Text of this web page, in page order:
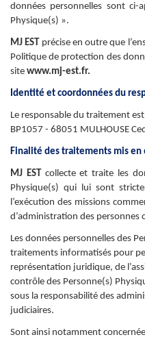
données personnelles sont ci-
Physique(s) ».
MJ ESTprécise en outre que
Politique de protection des
site www.mj-est.fr.
Identité et coordonnées du
Le responsable du traitement est
BP1057 - 68051 MULHOUSE
Finalité des traitements mis
MJ ESTcollecte et traite les
Physique(s) qui lui sont
l’exécution des missions
d’administration des personnes
Les données personnelles des
traitements informatisés pour
représentation juridique, de
contrôle des Personne(s)
sous la responsabilité des
judiciaires.
Sont ainsi notamment